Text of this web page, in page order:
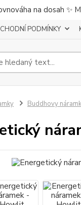
na dosah
PODMÍNKY
Buddhovy